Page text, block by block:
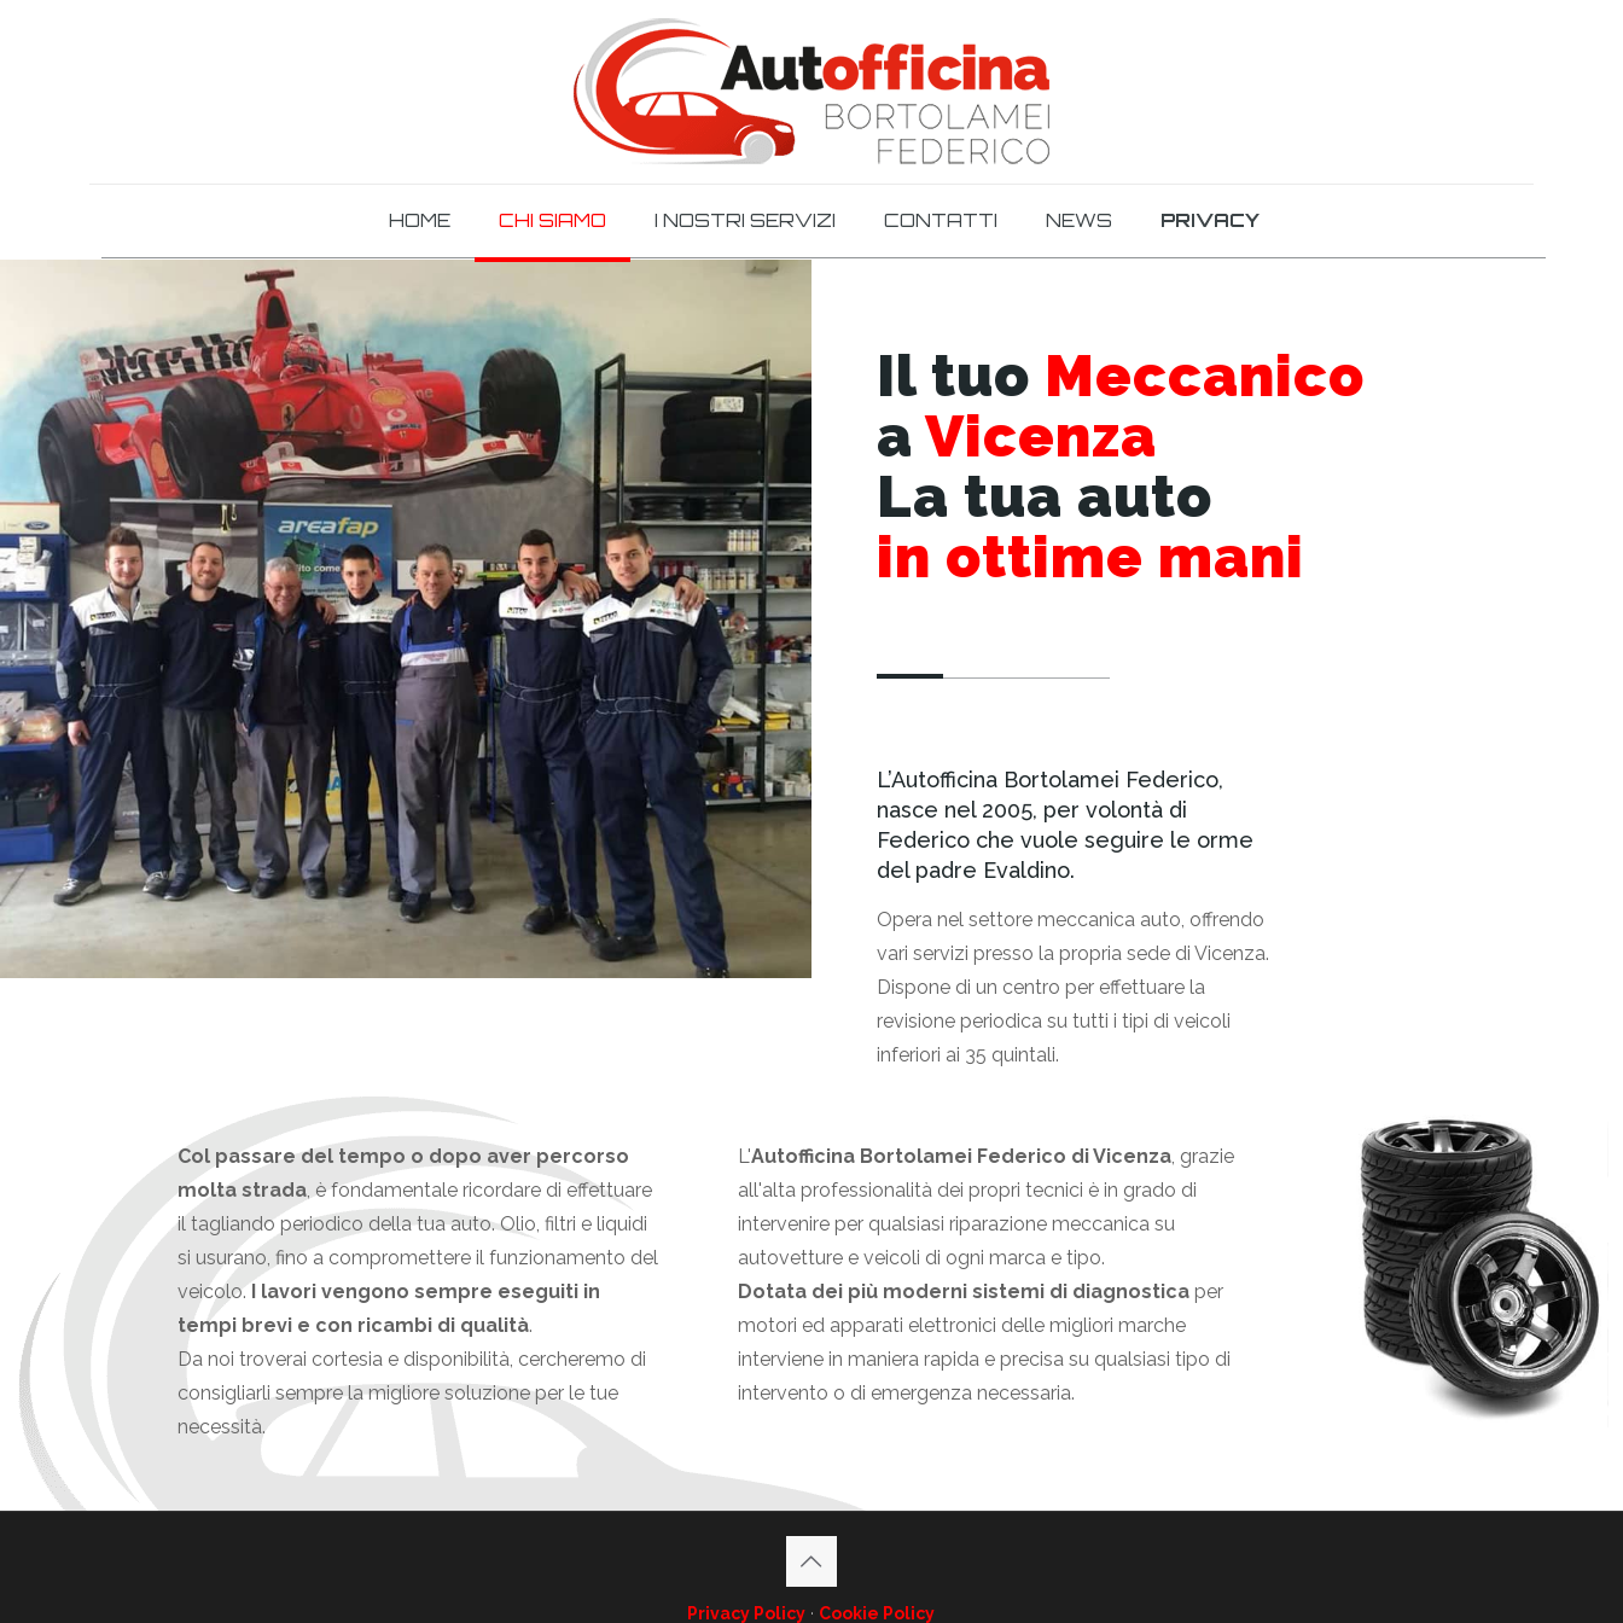
HOME CHI SIAMO I NOSTRI SERVIZI CONTATTI NEWS PRIVACY
Il tuo Meccanico
aVicenza
La tua auto
in ottime mani
L’Autofficina Bortolamei Federico,
nasce nel 2005, per volontà di
Federico che vuole seguire le orme
del padre Evaldino.
Opera nel settore meccanica auto, offrendo
vari servizi presso la propria sede di Vicenza.
Dispone di un centro per effettuare la
revisione periodica su tutti i tipi di veicoli
inferiori ai 35 quintali.
Col passare del tempo o dopo aver percorso
molta strada, è fondamentale ricordare di effettuare
il tagliando periodico della tua auto. Olio, filtri e liquidi
si usurano, fino a compromettere il funzionamento del
veicolo.I lavori vengono sempre eseguiti in
tempi brevi e con ricambi di qualità.
Da noi troverai cortesia e disponibilità, cercheremo di
consigliarli sempre la migliore soluzione per le tue
necessità.
L'Autofficina Bortolamei Federico di Vicenza, grazie
all'alta professionalità dei propri tecnici è in grado di
intervenire per qualsiasi riparazione meccanica su
autovetture e veicoli di ogni marca e tipo.
Dotata dei più moderni sistemi di diagnosticaper
motori ed apparati elettronici delle migliori marche
interviene in maniera rapida e precisa su qualsiasi tipo di
intervento o di emergenza necessaria.
Privacy Policy · Cookie Policy